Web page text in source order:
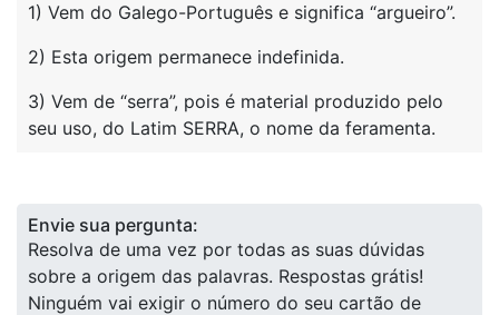
1) Vem do Galego-Português e significa “argueiro”.
2) Esta origem permanece indefinida.
3) Vem de “serra”, pois é material produzido pelo
seu uso, do Latim SERRA, o nome da feramenta.
Envie sua pergunta:
Resolva de uma vez por todas as suas dúvidas
sobre a origem das palavras. Respostas grátis!
Ninguém vai exigir o número do seu cartão de